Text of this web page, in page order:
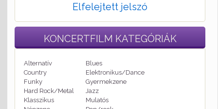
Elfelejtett jelszó
KONCERTFILM KATEGÓRIÁK
Alternatív
Blues
Country
Elektronikus/Dance
Funky
Gyermekzene
Hard Rock/Metal
Jazz
Klasszikus
Mulatós